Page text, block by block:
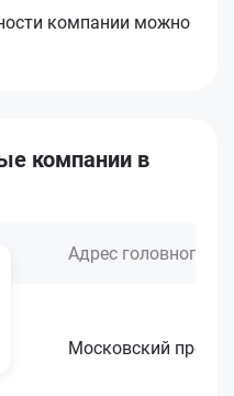
компании можно
компании в
Адрес головного
Московский